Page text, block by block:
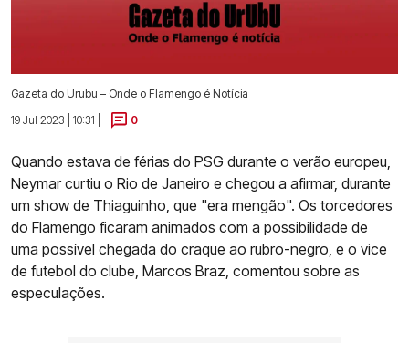
Gazeta do Urubu – Onde o Flamengo é Notícia
19 Jul 2023 | 10:31 |
0
Quando estava de férias do PSG durante o verão europeu,
Neymar curtiu o Rio de Janeiro e chegou a afirmar, durante
um show de Thiaguinho, que "era mengão". Os torcedores
do Flamengo ficaram animados com a possibilidade de
uma possível chegada do craque ao rubro-negro, e o vice
de futebol do clube, Marcos Braz, comentou sobre as
especulações.